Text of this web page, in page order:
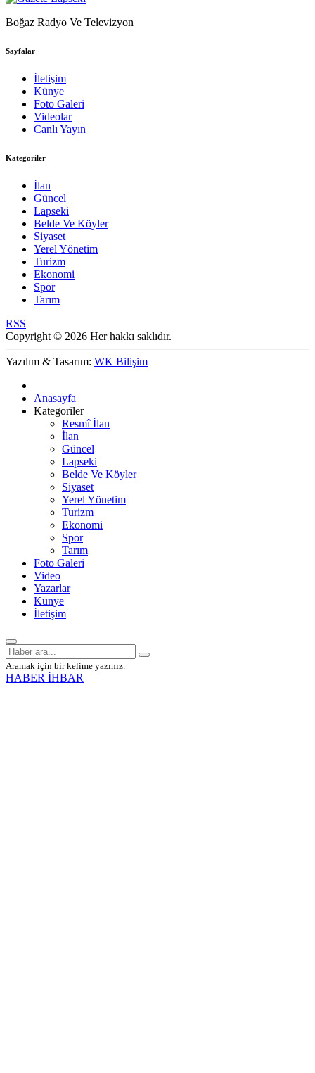
Boğaz Radyo Ve Televizyon
Sayfalar
İletişim
Künye
Foto Galeri
Videolar
Canlı Yayın
Kategoriler
İlan
Güncel
Lapseki
Belde Ve Köyler
Siyaset
Yerel Yönetim
Turizm
Ekonomi
Spor
Tarım
RSS
Copyright © 2026 Her hakkı saklıdır.
Yazılım & Tasarım: WK Bilişim
Anasayfa
Kategoriler
Resmî İlan
İlan
Güncel
Lapseki
Belde Ve Köyler
Siyaset
Yerel Yönetim
Turizm
Ekonomi
Spor
Tarım
Foto Galeri
Video
Yazarlar
Künye
İletişim
Aramak için bir kelime yazınız.
HABER İHBAR